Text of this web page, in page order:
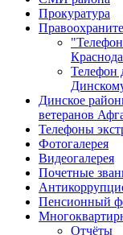
Прокуратура
Телефон
Динское
ветеранов
Телефоны
Фотогалерея
Видеогалерея
Почетные
Пенсионный
Отчёты